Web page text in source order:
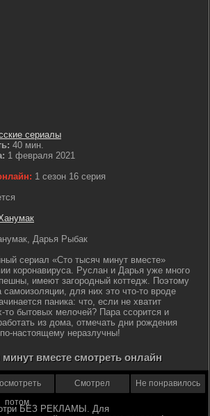
сериалы
40 мин.
1 февраля 2021
1 сезон 16 серия
Дарья Рыбак
сериал «Сто тысяч минут вместе»
коронавируса. Руслан и Дарья уже много
имеют загородный коттедж. Поэтому
самоизоляции, для них это что-то вроде
паника: что, если не хватит
то бытовых мелочей? Пара ссорится и
из дома, отмечать дни рождения
настоящему неразлучны!
минут вместе смотреть онлайн
потом
Смотрел Не понравилось